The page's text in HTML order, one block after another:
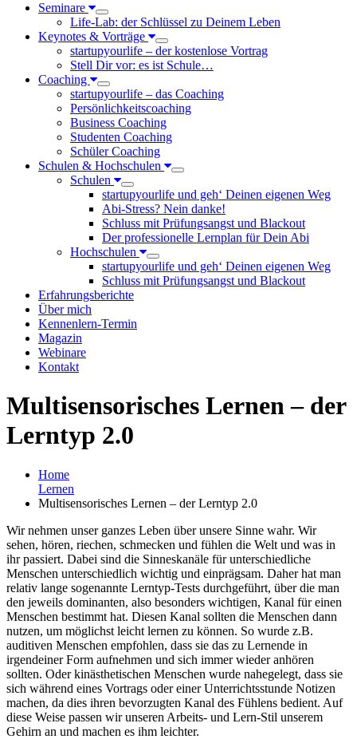
Seminare
Life-Lab: der Schlüssel zu Deinem Leben
Keynotes & Vorträge
startupyourlife – der kostenlose Vortrag
Stell Dir vor: es ist Schule…
Coaching
startupyourlife – das Coaching
Persönlichkeitscoaching
Business Coaching
Studenten Coaching
Schüler Coaching
Schulen & Hochschulen
Schulen
startupyourlife und geh‘ Deinen eigenen Weg
Abi-Stress? Nein danke!
Schluss mit Prüfungsangst und Blackout
Der professionelle Lernplan für Dein Abi
Hochschulen
startupyourlife und geh‘ Deinen eigenen Weg
Schluss mit Prüfungsangst und Blackout
Erfahrungsberichte
Über mich
Kennenlern-Termin
Magazin
Webinare
Kontakt
Multisensorisches Lernen – der
Lerntyp 2.0
Home
Lernen
Multisensorisches Lernen – der Lerntyp 2.0
Wir nehmen unser ganzes Leben über unsere Sinne wahr. Wir
sehen, hören, riechen, schmecken und fühlen die Welt und was in
ihr passiert. Dabei sind die Sinneskanäle für unterschiedliche
Menschen unterschiedlich wichtig und einprägsam. Daher hat man
relativ lange sogenannte Lerntyp-Tests durchgeführt, über die man
den jeweils dominanten, also besonders wichtigen, Kanal für einen
Menschen bestimmt hat. Diesen Kanal sollten die Menschen dann
nutzen, um möglichst leicht lernen zu können. So wurde z.B.
auditiven Menschen empfohlen, dass sie das zu Lernende in
irgendeiner Form aufnehmen und sich immer wieder anhören
sollten. Oder kinästhetischen Menschen wurde nahegelegt, dass sie
sich während eines Vortrags oder einer Unterrichtsstunde Notizen
machen, da dies ihren bevorzugten Kanal des Fühlens bedient. Auf
diese Weise passen wir unseren Arbeits- und Lern-Stil unserem
Gehirn an und machen es ihm leichter.